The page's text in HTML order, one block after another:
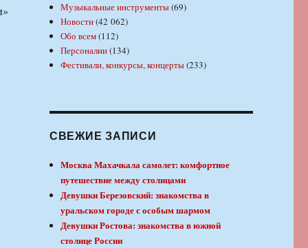
Музыкальные инструменты(69)
Новости(42 062)
Обо всем(112)
Персоналии(134)
Фестивали, конкурсы, концерты(233)
СВЕЖИЕ ЗАПИСИ
Москва Махачкала самолет: комфортное
путешествие между столицами
Девушки Березовский: знакомства в
уральском городе с особым шармом
Девушки Ростова: знакомства в южной
столице России